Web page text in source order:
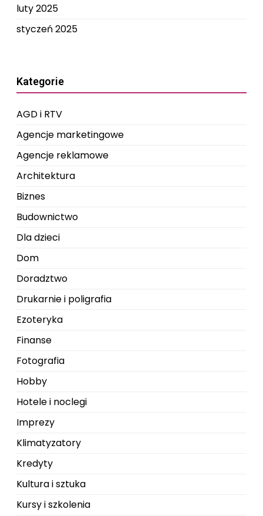
luty 2025
styczeń 2025
Kategorie
AGD i RTV
Agencje marketingowe
Agencje reklamowe
Architektura
Biznes
Budownictwo
Dla dzieci
Dom
Doradztwo
Drukarnie i poligrafia
Ezoteryka
Finanse
Fotografia
Hobby
Hotele i noclegi
Imprezy
Klimatyzatory
Kredyty
Kultura i sztuka
Kursy i szkolenia